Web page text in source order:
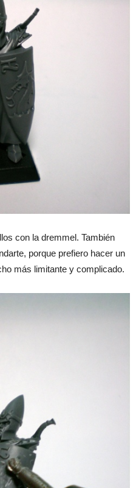
con la dremmel. También
porque prefiero hacer un
más limitante y complicado.